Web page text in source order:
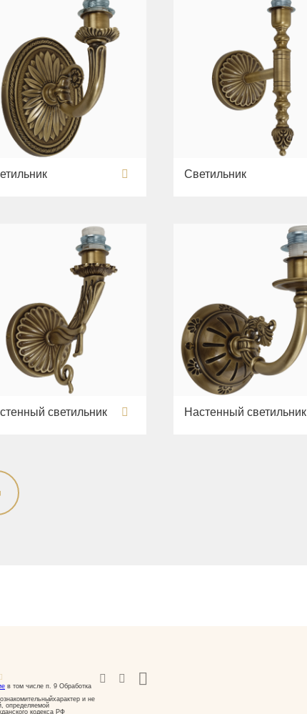
Светильник
светильник Настенный светильник
в том числе п. 9 Обработка
и не
определяемой
кодекса РФ